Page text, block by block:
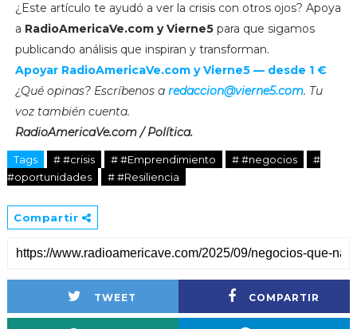
¿Este artículo te ayudó a ver la crisis con otros ojos? Apoya
a RadioAmericaVe.com y Vierne5para que sigamos
publicando análisis que inspiran y transforman.
Apoyar RadioAmericaVe.com y Vierne5 — desde 1 €
¿Qué opinas? Escríbenos a redaccion@vierne5.com. Tu
voz también cuenta.
RadioAmericaVe.com / Política.
Tags # #crisis # #Emprendimiento # #negocios
#
#oportunidades
# #Resiliencia
Compartir
TWEET COMPARTIR